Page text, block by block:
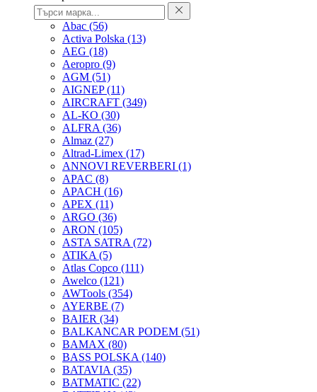
Abac (56)
Activa Polska (13)
AEG (18)
Aeropro (9)
AGM (51)
AIGNEP(11)
AIRCRAFT (349)
AL-KO (30)
ALFRA (36)
Almaz (27)
Altrad-Limex (17)
ANNOVI REVERBERI (1)
APAC (8)
APACH (16)
APEX (11)
ARGO (36)
ARON (105)
ASTA SATRA (72)
ATIKA (5)
Atlas Copco (111)
Awelco (121)
AWTools (354)
AYERBE (7)
BAIER (34)
BALKANCAR PODEM (51)
BAMAX (80)
BASS POLSKA (140)
BATAVIA (35)
BATMATIC (22)